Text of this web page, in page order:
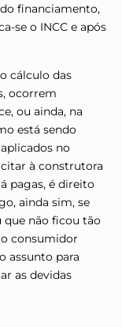
financiamento,
se o INCC e após
cálculo das
ocorrem
ou ainda, na
está sendo
no
à construtora
pagas, é direito
ainda sim, se
que não ficou tão
consumidor
assunto para
as devidas